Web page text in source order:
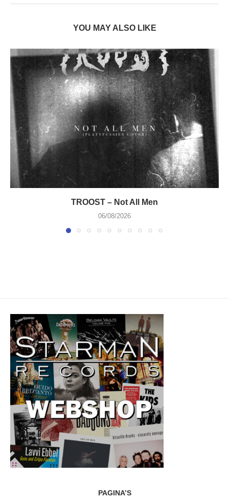
YOU MAY ALSO LIKE
TROOST – Not All Men
06/08/2026
PAGINA’S